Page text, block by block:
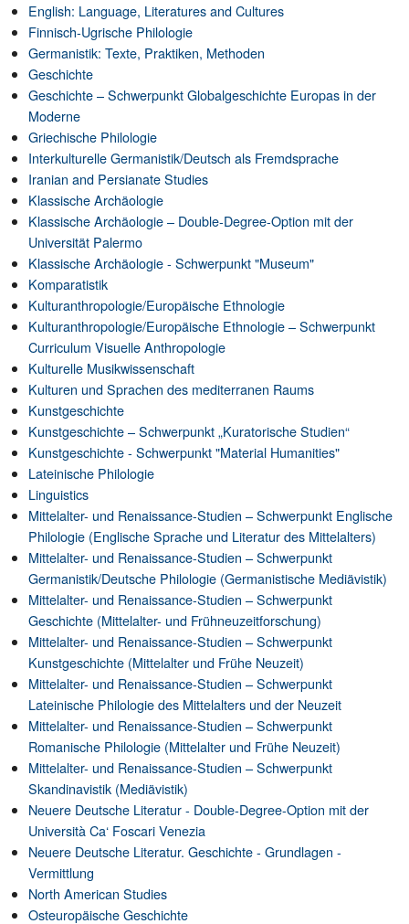
English: Language, Literatures and Cultures
Finnisch-Ugrische Philologie
Germanistik: Texte, Praktiken, Methoden
Geschichte
Geschichte – Schwerpunkt Globalgeschichte Europas in der
Moderne
Griechische Philologie
Interkulturelle Germanistik/Deutsch als Fremdsprache
Iranian and Persianate Studies
Klassische Archäologie
Klassische Archäologie – Double-Degree-Option mit der
Universität Palermo
Klassische Archäologie - Schwerpunkt "Museum"
Komparatistik
Kulturanthropologie/Europäische Ethnologie
Kulturanthropologie/Europäische Ethnologie – Schwerpunkt
Curriculum Visuelle Anthropologie
Kulturelle Musikwissenschaft
Kulturen und Sprachen des mediterranen Raums
Kunstgeschichte
Kunstgeschichte – Schwerpunkt „Kuratorische Studien“
Kunstgeschichte - Schwerpunkt "Material Humanities"
Lateinische Philologie
Linguistics
Mittelalter- und Renaissance-Studien – Schwerpunkt Englische
Philologie (Englische Sprache und Literatur des Mittelalters)
Mittelalter- und Renaissance-Studien – Schwerpunkt
Germanistik/Deutsche Philologie (Germanistische Mediävistik)
Mittelalter- und Renaissance-Studien – Schwerpunkt
Geschichte (Mittelalter- und Frühneuzeitforschung)
Mittelalter- und Renaissance-Studien – Schwerpunkt
Kunstgeschichte (Mittelalter und Frühe Neuzeit)
Mittelalter- und Renaissance-Studien – Schwerpunkt
Lateinische Philologie des Mittelalters und der Neuzeit
Mittelalter- und Renaissance-Studien – Schwerpunkt
Romanische Philologie (Mittelalter und Frühe Neuzeit)
Mittelalter- und Renaissance-Studien – Schwerpunkt
Skandinavistik (Mediävistik)
Neuere Deutsche Literatur - Double-Degree-Option mit der
Università Ca‘ Foscari Venezia
Neuere Deutsche Literatur. Geschichte - Grundlagen -
Vermittlung
North American Studies
Osteuropäische Geschichte